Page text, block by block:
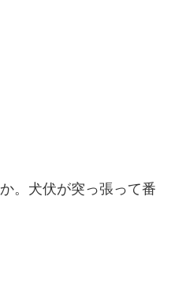
。犬伏が突っ張って番